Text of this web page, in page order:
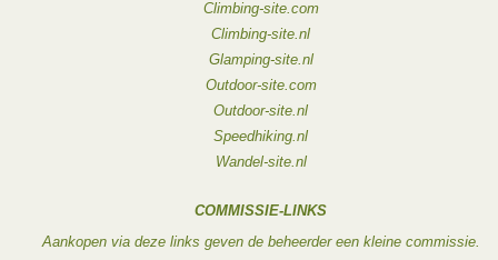
Climbing-site.com
Climbing-site.nl
Glamping-site.nl
Outdoor-site.com
Outdoor-site.nl
Speedhiking.nl
Wandel-site.nl
COMMISSIE-LINKS
Aankopen via deze links geven de beheerder een kleine commissie.